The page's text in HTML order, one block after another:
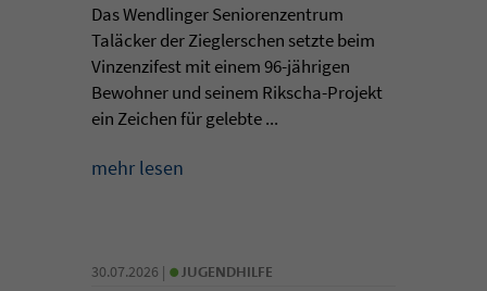
Das Wendlinger Seniorenzentrum
Taläcker der Zieglerschen setzte beim
Vinzenzifest mit einem 96-jährigen
Bewohner und seinem Rikscha-Projekt
ein Zeichen für gelebte ...
mehr lesen
30.07.2026 | • JUGENDHILFE